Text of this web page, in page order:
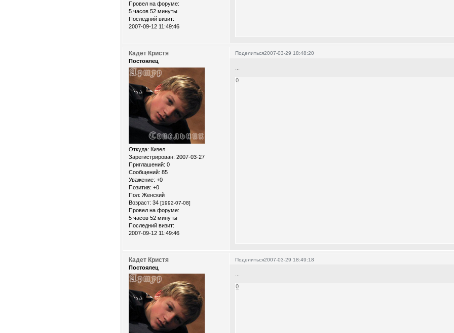
Провел на форуме:
5 часов 52 минуты
Последний визит:
2007-09-12 11:49:46
Поделиться2007-03-29 18:48:20
Кадет Кристя
Постоялец
Откуда: Кизел
Зарегистрирован: 2007-03-27
Приглашений: 0
Сообщений: 85
Уважение: +0
Позитив: +0
Пол: Женский
Возраст: 34 [1992-07-08]
Провел на форуме:
5 часов 52 минуты
Последний визит:
2007-09-12 11:49:46
0
Поделиться2007-03-29 18:49:18
Кадет Кристя
Постоялец
0